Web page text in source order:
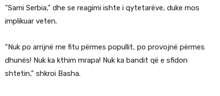
“Sami Serbia,” dhe se reagimi ishte i qytetarëve, duke mos
implikuar veten.
“Nuk po arrijnë me fitu përmes popullit, po provojnë përmes
dhunës! Nuk ka kthim mrapa! Nuk ka bandit që e sfidon
shtetin,” shkroi Basha.